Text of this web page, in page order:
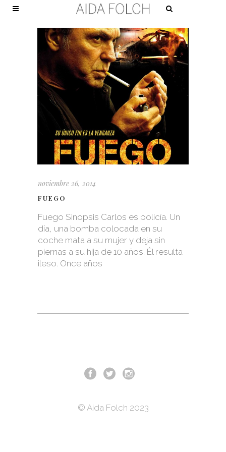
noviembre 26, 2014
FUEGO
Fuego Sinopsis Carlos es policía. Un
día, una bomba colocada en su
coche mata a su mujer y deja sin
piernas a su hija de 10 años. Él resulta
ileso. Once años
© Aida Folch 2023